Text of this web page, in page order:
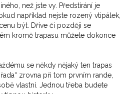
než jste vy. Předstírání je
například nejste rozený vtipálek,
být. Dříve či později se
kromě trapasu můžete dokonce
se někdy nějaký ten trapas
zrovna při tom prvním rande,
vlastní. Jednou třeba budete